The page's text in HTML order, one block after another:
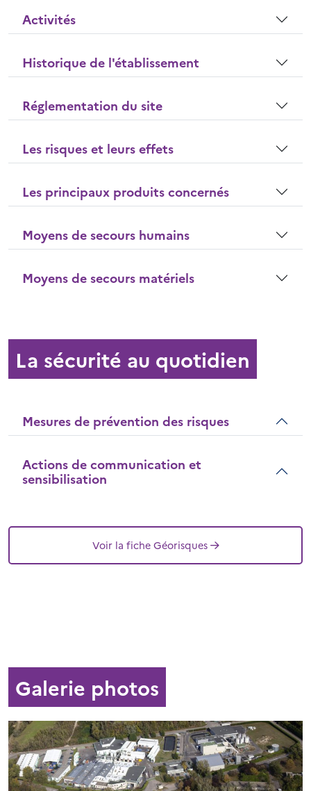
Activités
Historique de l'établissement
Réglementation du site
Les risques et leurs effets
Les principaux produits concernés
Moyens de secours humains
Moyens de secours matériels
La sécurité au quotidien
Mesures de prévention des risques
Actions de communication et
sensibilisation
Voir la fiche Géorisques
Galerie photos